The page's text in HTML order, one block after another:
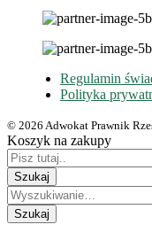
Regulamin
Polityka
© 2026 Adwokat Prawnik
Koszyk na zakupy